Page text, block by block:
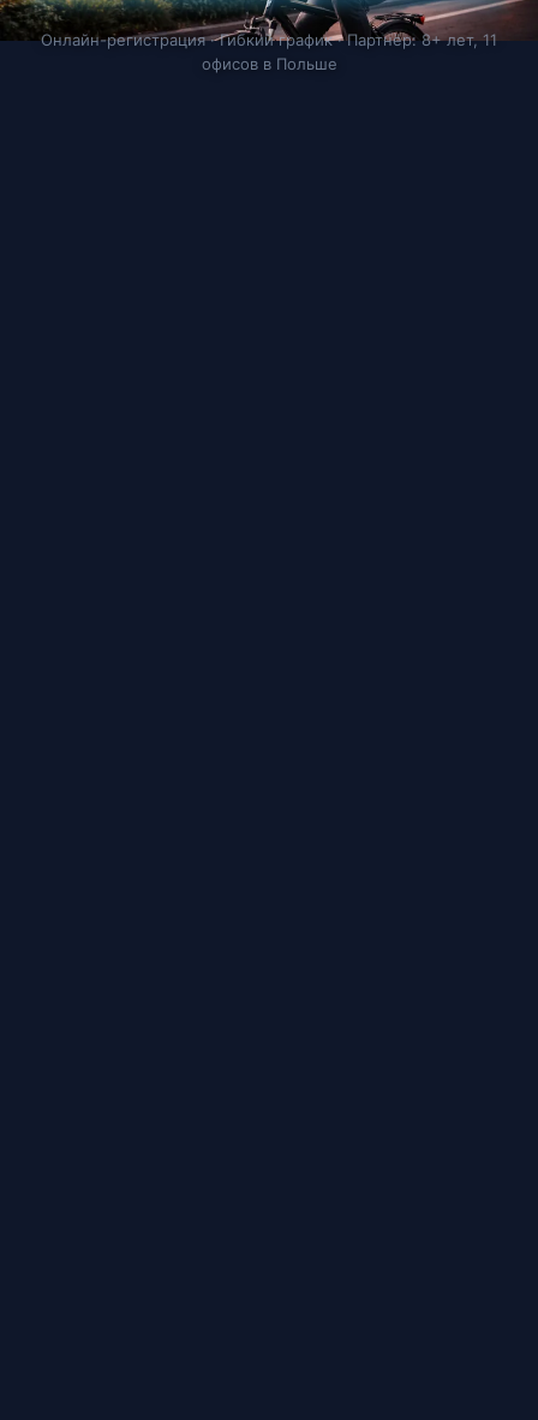
Онлайн-регистрация · Гибкий график · Партнёр: 8+ лет, 11
офисов в Польше